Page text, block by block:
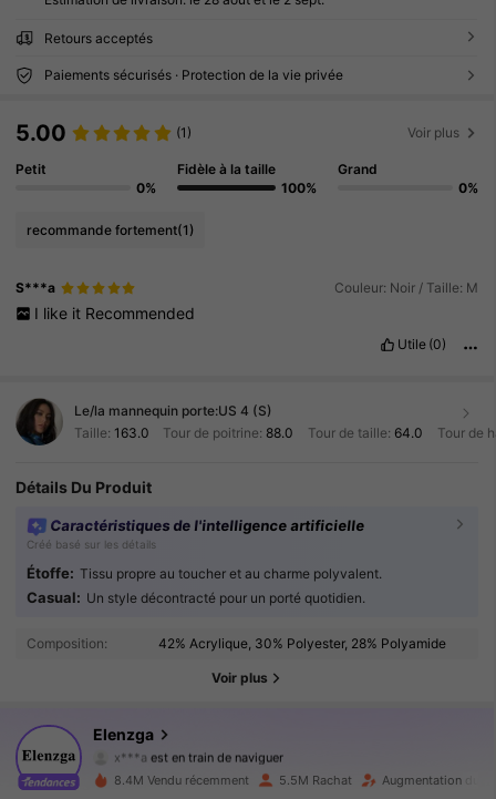
Retours acceptés
Paiements sécurisés · Protection de la vie privée
5.00 (1) Voir plus
Petit
0%
Fidèle à la taille
100%
Grand
0%
recommande fortement(1)
S***a Couleur: Noir / Taille: M
I like it Recommended
Utile (0)
Le/la mannequin porte:US 4 (S)
Taille: 163.0 Tour de poitrine: 88.0 Tour de taille: 64.0 Tour de
Détails Du Produit
Caractéristiques de l'intelligence artificielle
Créé basé sur les détails
Étoffe: Tissu propre au toucher et au charme polyvalent.
Casual: Un style décontracté pour un porté quotidien.
Composition: 42% Acrylique, 30% Polyester, 28% Polyamide
Voir plus
Elenzga
4.89
x***a est en train de naviguer
4.89
3M Suiveurs
8.4M Vendu récemment 5.5M Rachat Augmentation du